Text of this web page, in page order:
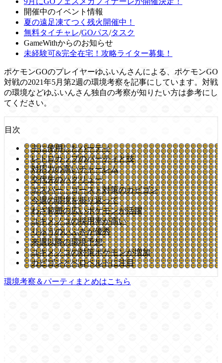
開催中のイベント情報
夏の遠足凍てつく残火開催中！
無料タイチャレ/GOパス/タスク
GameWithからのお知らせ
未経験可&完全在宅！攻略ライター募集！
ポケモンGOのプレイヤーゆふいんさんによる、ポケモンGO
対戦の2021年5月第2週の環境考察を記事にしています。対戦
の環境などゆふいんさん独自の考察が知りたい方は参考にし
てください。
目次
主に使用したパーティ
レトロカップのパーティと技
対応力の高いチャーレム
交代先のハクリュー
エスパー・ゴースト対策のカビゴン
今週の環境を振り返って
わざ範囲の広いポケモンが活躍
ユキメノコの採用率が高い
りゅうのいぶきが優秀
来週以降の環境予想
ユキメノコの対策ポケモンが増加
カビゴンとベロベルトに注目
環境考察＆パーティまとめはこちら